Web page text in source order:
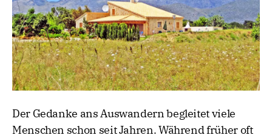
Der Gedanke ans Auswandern begleitet viele
Menschen schon seit Jahren. Während früher oft